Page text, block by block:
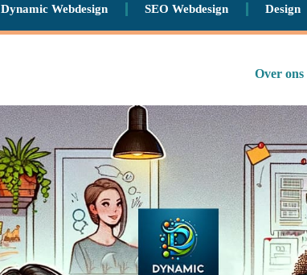
Dynamic Webdesign SEO Webdesign Design
Over ons